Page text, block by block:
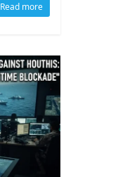
Read more